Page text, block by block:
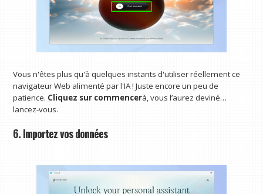
Vous n'êtes plus qu'à quelques instants d'utiliser réellement ce
navigateur Web alimenté par l'IA ! Juste encore un peu de
patience. Cliquez sur commencerà, vous l’aurez deviné…
lancez-vous.
6. Importez vos données